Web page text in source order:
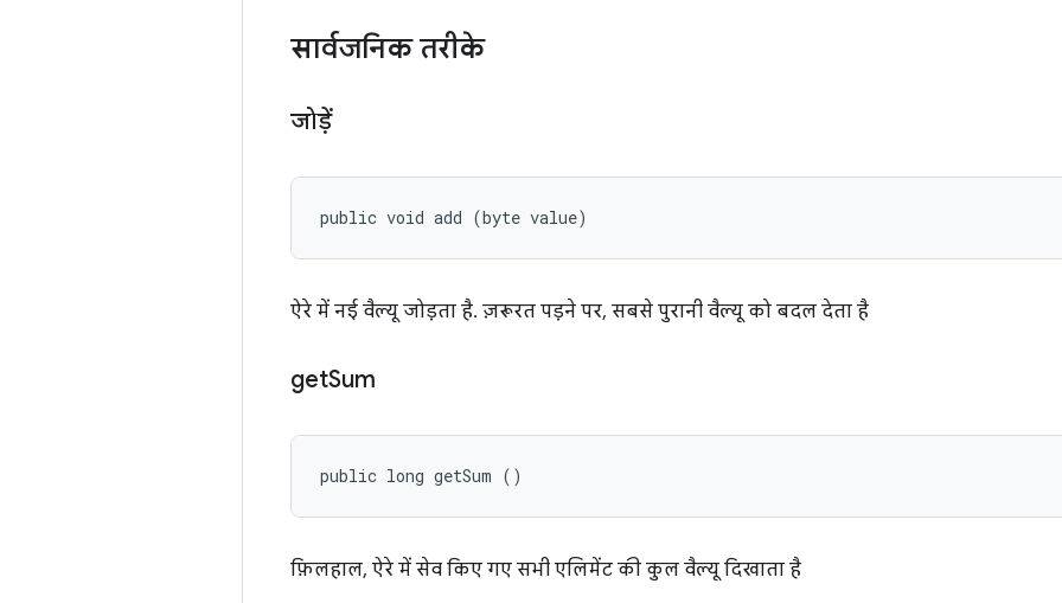
सार्वजनिक तरीके
जोड़ें
public void add (byte value)
ऐरे में नई वैल्यू जोड़ता है. ज़रूरत पड़ने पर, सबसे पुरानी वैल्यू को बदल देता है
getSum
public long getSum ()
फ़िलहाल, ऐरे में सेव किए गए सभी एलिमेंट की कुल वैल्यू दिखाता है